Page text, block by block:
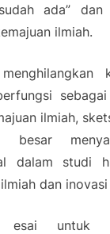
ada” dan
ilmiah.
ilmiah,
besar
dalam studi
dan
esai untuk